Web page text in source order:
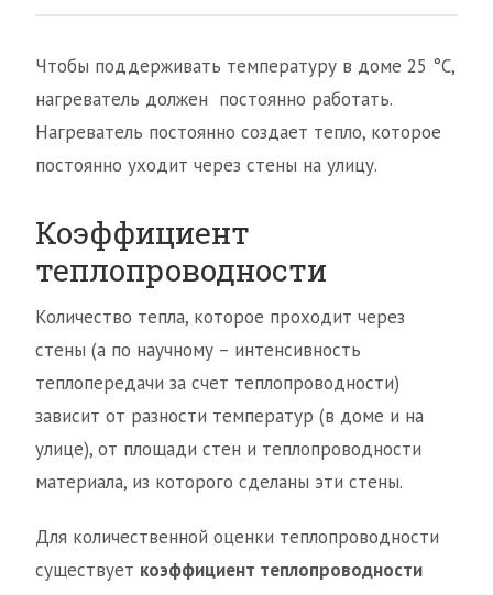
Чтобы поддерживать температуру в доме 25 °С,
нагреватель должен постоянно работать.
Нагреватель постоянно создает тепло, которое
постоянно уходит через стены на улицу.
Коэффициент
теплопроводности
Количество тепла, которое проходит через
стены (а по научному – интенсивность
теплопередачи за счет теплопроводности)
зависит от разности температур (в доме и на
улице), от площади стен и теплопроводности
материала, из которого сделаны эти стены.
Для количественной оценки теплопроводности
существует коэффициент теплопроводности